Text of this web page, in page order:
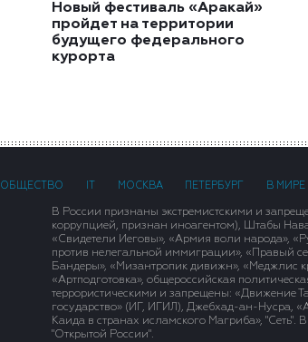
Новый фестиваль «Аракай»
пройдет на территории
будущего федерального
курорта
ОБЩЕСТВО МОСКВА ПЕТЕРБУРГ В МИРЕ
В России признаны экстремистскими и
коррупцией, признан иноагентом), Штабы
«Свидетели Иеговы», «Армия воли народа»,
против нелегальной иммиграции», «Правый
Бандеры», «Мизантропик дивижн», «Меджлис
«Артподготовка», общероссийская
террористическими и запрещены: «Движение
государство» (ИГ, ИГИЛ), Джебхад-ан-Нусра,
Каида в странах исламского Магриба»,
"Открытой России".